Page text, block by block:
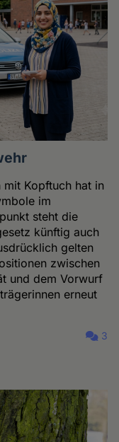
mit Kopftuch hat in
im
steht die
künftig auch
gelten
zwischen
und dem Vorwurf
erneut
3